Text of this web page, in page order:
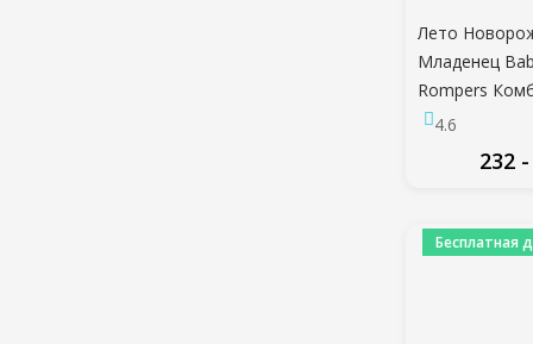
Лето
Младенец
Rompers
Белье
Малыш
4.6
232
Бесплатная